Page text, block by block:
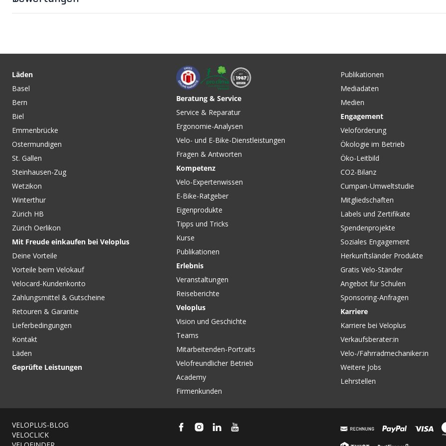
CHF 14.90
BONTRAGER PLUS Schlauch
schwarz von BONTRAGER
CHF 14.90
BONTRAGER FATBIKE
Schlauch schwarz von
BONTRAGER
SCHLAUCH Ventil
Abgewinkelt / schwarz / AV,
45, 10" X 2.00" von KEINE
Läden
Basel
Bern
Biel
Emmenbrücke
Ostermundigen
St. Gallen
Steinhausen-Zug
Wetzikon
Winterthur
Zürich HB
Zürich Oerlikon
Mit Freude einkaufen bei Veloplus
Deine Vorteile
Vorteile beim Velokauf
Velocard-Kundenkonto
Zahlungsmittel & Gutscheine
Retouren & Garantie
Lieferbedingungen
Kontakt
Läden
Geprüfte Leistungen
Beratung & Service
Service & Reparatur
Ergonomie-Analysen
Velo- und E-Bike-Dienstleistungen
Fragen & Antworten
Kompetenz
Velo-Expertenwissen
E-Bike-Ratgeber
Eigenprodukte
Tipps und Tricks
Kurse
Publikationen
Erlebnis
Veranstaltungen
Reiseberichte
Veloplus
Vision und Geschichte
Teams
Mitarbeitenden-Portraits
Velofreundlicher Betrieb
Academy
Firmenkunden
Publikationen
Mediadaten
Medien
Engagement
Veloförderung
Ökologie im Betrieb
Öko-Leitbild
CO2-Bilanz
Cumpan-Umweltstudie
Mitgliedschaften
Labels und Zertifikate
Spendenprojekte
Soziales Engagement
Herkunftsländer Produkte
Gratis Velo-Ständer
Angebot für Schulen
Sponsoring-Anfragen
Karriere
Karriere bei Veloplus
Verkaufsberater:in
Velo-/Fahrradmechaniker:in
Weitere Jobs
Lehrstellen
VELOPLUS-BLOG
VELOCLICK